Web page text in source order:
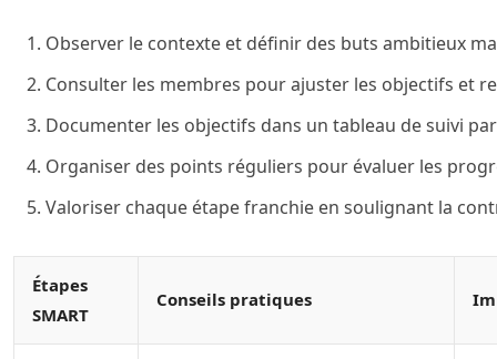
Observer le contexte et définir des buts ambitieux
Consulter les membres pour ajuster les objectifs et
Documenter les objectifs dans un tableau de suivi
Organiser des points réguliers pour évaluer les
Valoriser chaque étape franchie en soulignant la
Étapes
SMART
Conseils pratiques